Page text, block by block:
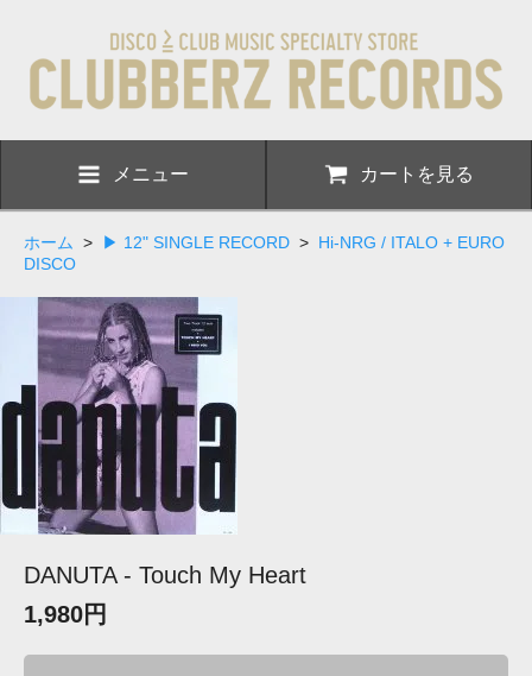
メニュー カートを見る
ホーム > ▶ 12" SINGLE RECORD > Hi-NRG / ITALO + EURO
DISCO
DANUTA - Touch My Heart
1,980円